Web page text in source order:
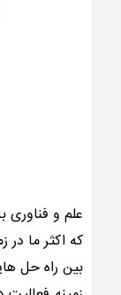
علم و
که اکثر ما
بین راه حل